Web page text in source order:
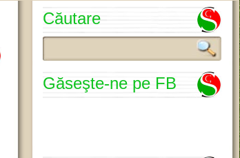
Căutare
Găseşte-ne pe FB